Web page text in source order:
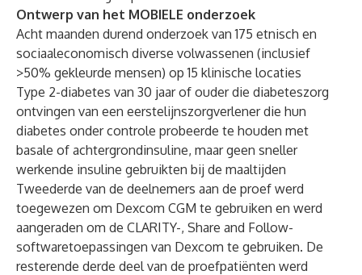
Ontwerp van het MOBIELE onderzoek
Acht maanden durend onderzoek van 175 etnisch en
sociaaleconomisch diverse volwassenen (inclusief
>50% gekleurde mensen) op 15 klinische locaties
Type 2-diabetes van 30 jaar of ouder die diabeteszorg
ontvingen van een eerstelijnszorgverlener die hun
diabetes onder controle probeerde te houden met
basale of achtergrondinsuline, maar geen sneller
werkende insuline gebruikten bij de maaltijden
Tweederde van de deelnemers aan de proef werd
toegewezen om Dexcom CGM te gebruiken en werd
aangeraden om de CLARITY-, Share and Follow-
softwaretoepassingen van Dexcom te gebruiken. De
resterende derde deel van de proefpatiënten werd